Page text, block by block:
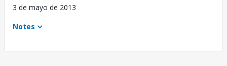
3 de mayo de 2013
Notes